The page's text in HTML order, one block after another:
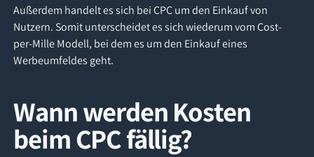
Außerdem handelt es sich bei CPC um den Einkauf von
Nutzern. Somit unterscheidet es sich wiederum vom Cost-
per-Mille Modell, bei dem es um den Einkauf eines
Werbeumfeldes geht.
Wann werden Kosten
beim CPC fällig?